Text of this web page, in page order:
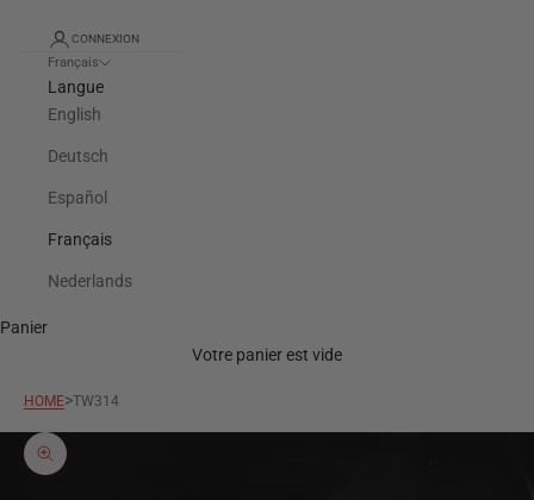
CONNEXION
Français
Langue
English
Deutsch
Español
Français
Nederlands
Panier
Votre panier est vide
HOME>TW314
Zoomer sur l'image